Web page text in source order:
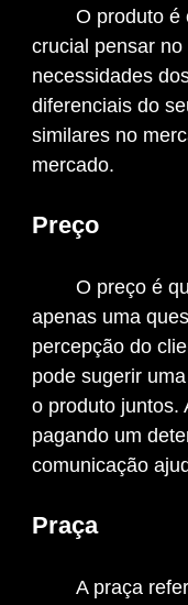
crucial pensar
necessidades
diferenciais do
similares no
mercado.
Preço
apenas uma
percepção do
pode sugerir
o produto juntos.
pagando um
comunicação
Praça